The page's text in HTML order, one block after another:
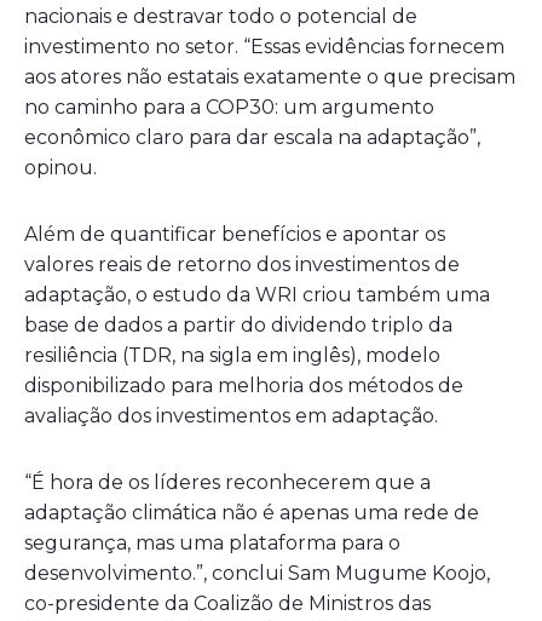
nacionais e destravar todo o potencial de
investimento no setor. “Essas evidências fornecem
aos atores não estatais exatamente o que precisam
no caminho para a COP30: um argumento
econômico claro para dar escala na adaptação”,
opinou.
Além de quantificar benefícios e apontar os
valores reais de retorno dos investimentos de
adaptação, o estudo da WRI criou também uma
base de dados a partir do dividendo triplo da
resiliência (TDR, na sigla em inglês), modelo
disponibilizado para melhoria dos métodos de
avaliação dos investimentos em adaptação.
“É hora de os líderes reconhecerem que a
adaptação climática não é apenas uma rede de
segurança, mas uma plataforma para o
desenvolvimento.”, conclui Sam Mugume Koojo,
co-presidente da Coalizão de Ministros das